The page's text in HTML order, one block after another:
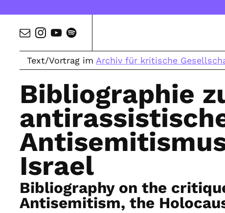
Text/Vortrag im Archiv für kritische
Bibliographie
Israel
Bibliography on the
Antisemitism, the